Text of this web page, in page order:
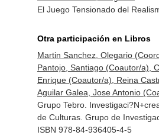
El Juego Tensionado del
Otra participación en Libros
Martin Sanchez, Olegario
Pantojo, Santiago (Coautor/a),
Enrique (Coautor/a), Reina
Aguilar Galea, Jose Antonio
Grupo Tebro.
de Culturas. Grupo de
ISBN 978-84-936405-4-5